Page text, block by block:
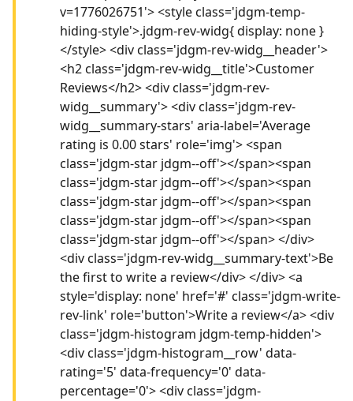
v=1776026751'> <style class='jdgm-temp-
hiding-style'>.jdgm-rev-widg{ display: none }
</style> <div class='jdgm-rev-widg__header'>
<h2 class='jdgm-rev-widg__title'>Customer
Reviews</h2> <div class='jdgm-rev-
widg__summary'> <div class='jdgm-rev-
widg__summary-stars' aria-label='Average
rating is 0.00 stars' role='img'> <span
class='jdgm-star jdgm--off'></span><span
class='jdgm-star jdgm--off'></span><span
class='jdgm-star jdgm--off'></span><span
class='jdgm-star jdgm--off'></span><span
class='jdgm-star jdgm--off'></span> </div>
<div class='jdgm-rev-widg__summary-text'>Be
the first to write a review</div> </div> <a
style='display: none' href='#' class='jdgm-write-
rev-link' role='button'>Write a review</a> <div
class='jdgm-histogram jdgm-temp-hidden'>
<div class='jdgm-histogram__row' data-
rating='5' data-frequency='0' data-
percentage='0'> <div class='jdgm-